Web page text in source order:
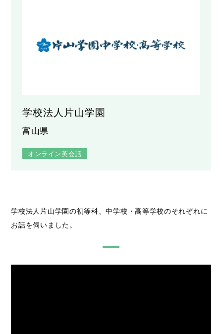
学校法人片山学園
富山県
オンライン英会話
学校法人片山学園の初等科、中学校・高等学校のそれぞれに
お話を伺いました。